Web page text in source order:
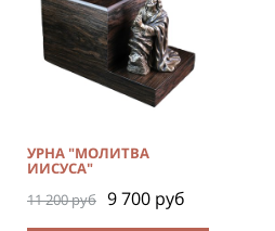
УРНА "МОЛИТВА
ИИСУСА"
11 200 руб 9 700 руб